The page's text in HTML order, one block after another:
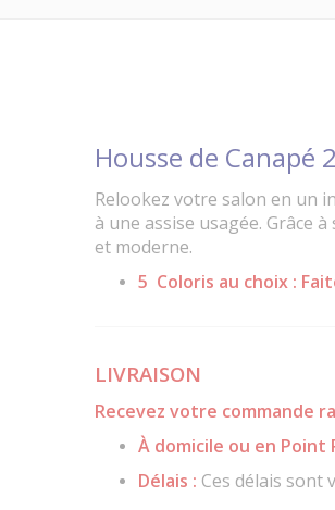
Housse de Canapé
Relookez votre salon en un
à une assise usagée. Grâce
et moderne.
5 Coloris au choix :
LIVRAISON
Recevez votre commande
À domicile ou en Point
Délais : Ces délais sont